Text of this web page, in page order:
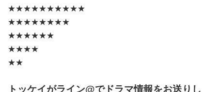
★★★★★★★★★★
★★★★★★★★
★★★★★★
★★★★
★★
トッケイがライン@でドラマ情報をお送りし